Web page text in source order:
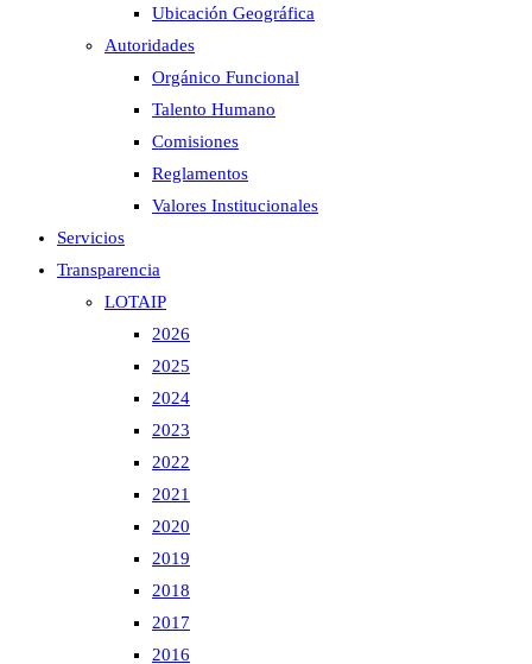
Ubicación Geográfica
Autoridades
Orgánico Funcional
Talento Humano
Comisiones
Reglamentos
Valores Institucionales
Servicios
Transparencia
LOTAIP
2026
2025
2024
2023
2022
2021
2020
2019
2018
2017
2016